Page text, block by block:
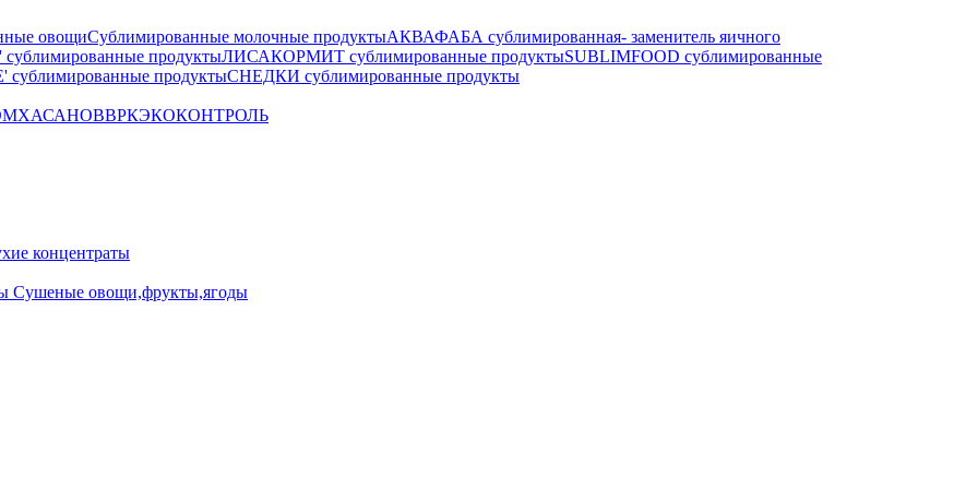
овощиСублимированные молочные продуктыАКВАФАБА сублимированная- заменитель яичного
продуктыЛИСАКОРМИТ сублимированные продуктыSUBLIMFOOD сублимированные
продуктыСНЕДКИ сублимированные продукты
ХАСАНОВВРКЭКОКОНТРОЛЬ
концентраты
Сушеные овощи,фрукты,ягоды